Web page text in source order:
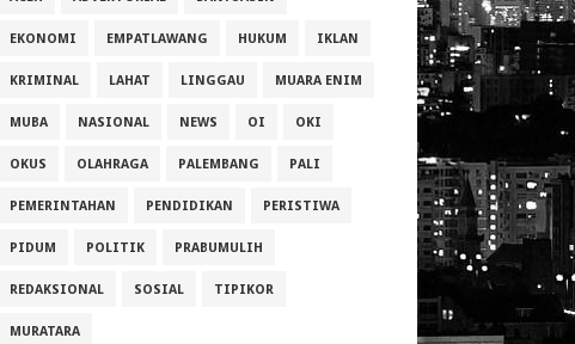
EKONOMI EMPATLAWANG HUKUM IKLAN
KRIMINAL LAHAT LINGGAU MUARA ENIM
MUBA NASIONAL NEWS OI OKI
OKUS OLAHRAGA PALEMBANG PALI
PEMERINTAHAN PENDIDIKAN PERISTIWA
PIDUM POLITIK PRABUMULIH
REDAKSIONAL SOSIAL TIPIKOR
MURATARA